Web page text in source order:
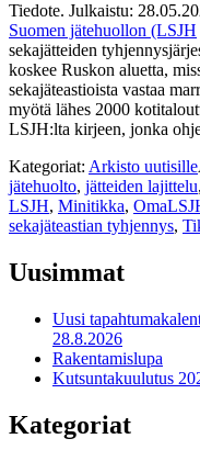
Tiedote. Julkaistu:
Suomen jätehuollon (LSJH
sekajätteiden
koskee Ruskon aluetta,
sekajäteastioista vastaa
myötä lähes 2000
LSJH:lta kirjeen, jonka
Kategoriat: Arkisto uutisille
jätehuolto, jätteiden lajittelu,
LSJH, Minitikka,
sekajäteastian tyhjennys,
Uusimmat
Uusi
28.8.2026
Rakentamislupa
Kutsuntakuulutus
Kategoriat